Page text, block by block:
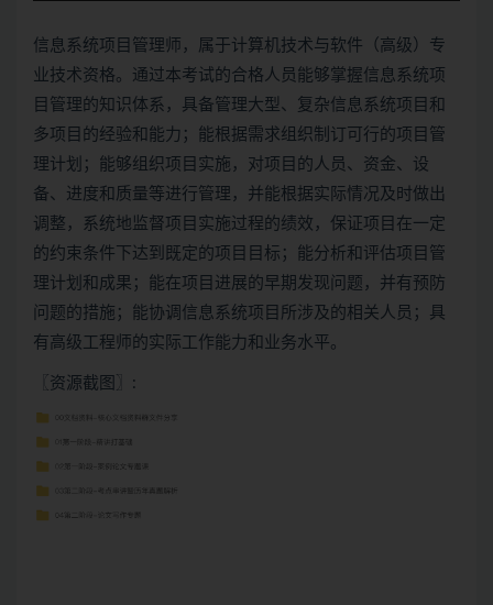
信息系统项目管理师 ，属于计算机技术与软件（高级）专
业技术资格。通过本考试的合格人员能够掌握信息系统项
目管理的知识体系，具备管理大型、复杂信息系统项目和
多项目的经验和能力；能根据需求组织制订可行的项目管
理计划；能够组织项目实施，对项目的人员、资金、设
备、进度和质量等进行管理，并能根据实际情况及时做出
调整，系统地监督项目实施过程的绩效，保证项目在一定
的约束条件下达到既定的项目目标；能分析和评估项目管
理计划和成果；能在项目进展的早期发现问题，并有预防
问题的措施；能协调信息系统项目所涉及的相关人员；具
有高级工程师的实际工作能力和业务水平。
〖资源截图〗: